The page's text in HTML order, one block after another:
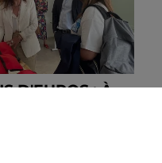
D'EUROS : À